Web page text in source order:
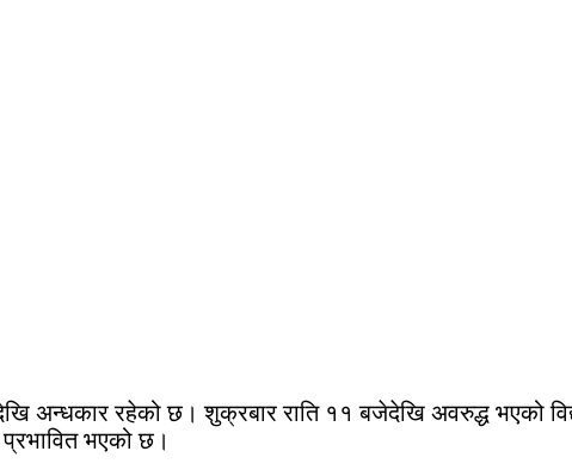
अन्धकार रहेको छ। शुक्रबार राति ११ बजेदेखि अवरुद्ध भएको
भएको छ।